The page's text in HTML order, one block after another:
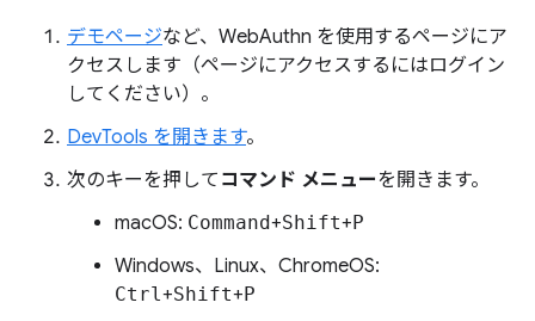
デモページなど、WebAuthn を使用するページにア
クセスします（ページにアクセスするにはログイン
してください）。
DevTools を開きます。
次のキーを押して コマンド メニューを開きます。
macOS: Command+Shift+P
Windows、Linux、ChromeOS:
Ctrl+Shift+P